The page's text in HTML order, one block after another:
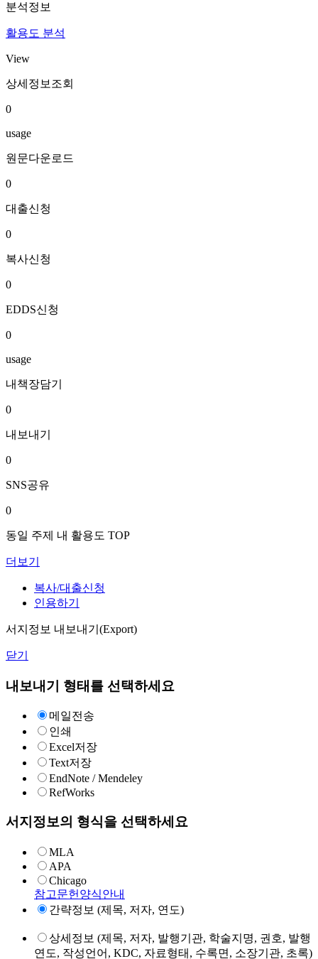
분석정보
활용도 분석
View
상세정보조회
0
usage
원문다운로드
0
대출신청
0
복사신청
0
EDDS신청
0
usage
내책장담기
0
내보내기
0
SNS공유
0
동일 주제 내 활용도 TOP
더보기
복사/대출신청
인용하기
서지정보 내보내기(Export)
닫기
내보내기 형태를 선택하세요
메일전송
인쇄
Excel저장
Text저장
EndNote / Mendeley
RefWorks
서지정보의 형식을 선택하세요
MLA
APA
Chicago
참고문헌양식안내
간략정보 (제목, 저자, 연도)
상세정보 (제목, 저자, 발행기관, 학술지명, 권호, 발행
연도, 작성언어, KDC, 자료형태, 수록면, 소장기관, 초록)